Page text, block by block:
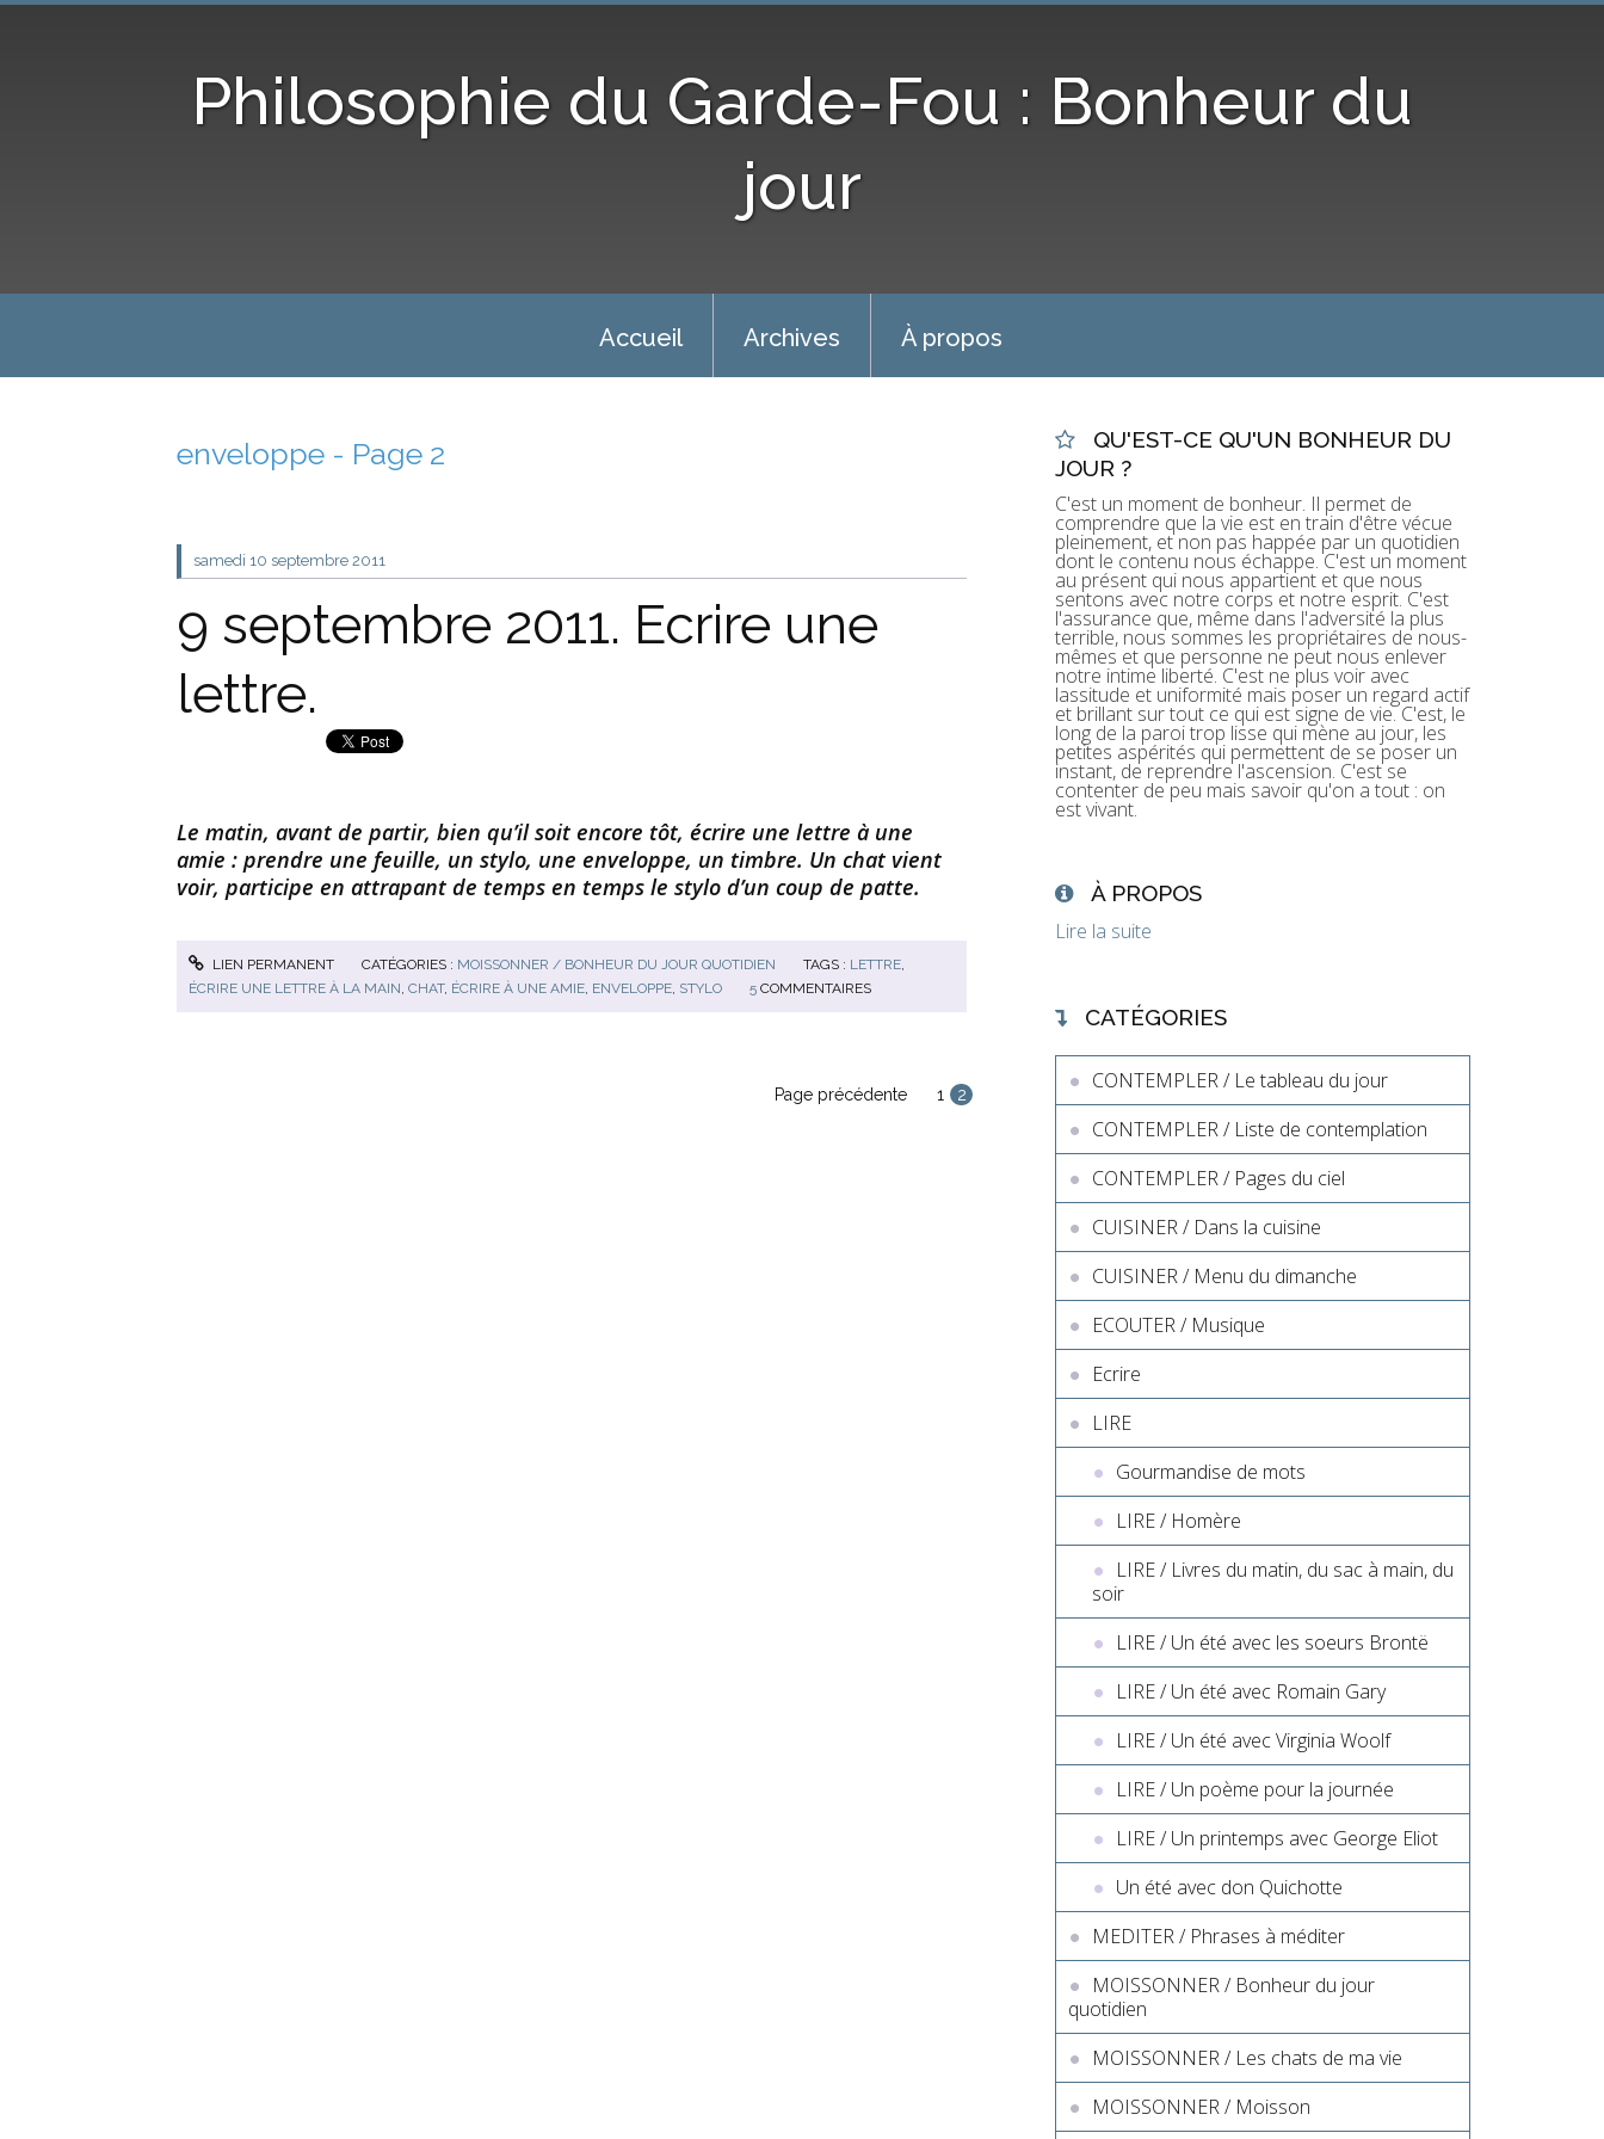
Philosophie du Garde-Fou : Bonheur du
jour
Accueil Archives À propos
enveloppe - Page 2
samedi 10 septembre 2011
9 septembre 2011. Ecrire une
lettre.
Le matin, avant de partir, bien qu’il soit encore tôt, écrire une lettre à une
amie : prendre une feuille, un stylo, une enveloppe, un timbre. Un chat vient
voir, participe en attrapant de temps en temps le stylo d’un coup de patte.
LIEN PERMANENT CATÉGORIES : MOISSONNER / BONHEUR DU JOUR QUOTIDIEN TAGS : LETTRE
ÉCRIRE UNE LETTRE À LA MAIN CHAT, ÉCRIRE À UNE AMIE ENVELOPPE STYLO 5 COMMENTAIRES
Page précédente 1 2
QU'EST-CE QU'UN BONHEUR DU
JOUR ?
C'est un moment de bonheur. Il permet de
comprendre que la vie est en train d'être vécue
pleinement, et non pas happée par un quotidien
dont le contenu nous échappe. C'est un moment
au présent qui nous appartient et que nous
sentons avec notre corps et notre esprit. C'est
l'assurance que, même dans l'adversité la plus
terrible, nous sommes les propriétaires de nous-
mêmes et que personne ne peut nous enlever
notre intime liberté. C'est ne plus voir avec
lassitude et uniformité mais poser un regard actif
et brillant sur tout ce qui est signe de vie. C'est, le
long de la paroi trop lisse qui mène au jour, les
petites aspérités qui permettent de se poser un
instant, de reprendre l'ascension. C'est se
contenter de peu mais savoir qu'on a tout : on
est vivant.
À PROPOS
Lire la suite
CATÉGORIES
CONTEMPLER / Le tableau du jour
CONTEMPLER / Liste de contemplation
CONTEMPLER / Pages du ciel
CUISINER / Dans la cuisine
CUISINER / Menu du dimanche
ECOUTER / Musique
Ecrire
LIRE
Gourmandise de mots
LIRE / Homère
LIRE / Livres du matin, du sac à main, du
soir
LIRE / Un été avec les soeurs Brontë
LIRE / Un été avec Romain Gary
LIRE / Un été avec Virginia Woolf
LIRE / Un poème pour la journée
LIRE / Un printemps avec George Eliot
Un été avec don Quichotte
MEDITER / Phrases à méditer
MOISSONNER / Bonheur du jour
quotidien
MOISSONNER / Les chats de ma vie
MOISSONNER / Moisson